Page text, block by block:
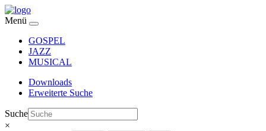
Menü
GOSPEL
JAZZ
MUSICAL
Downloads
Erweiterte Suche
Suche
×